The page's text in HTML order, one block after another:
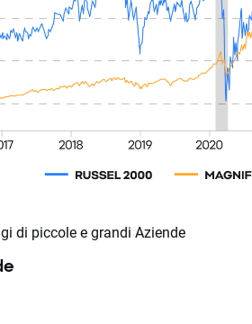
di piccole e grandi Aziende